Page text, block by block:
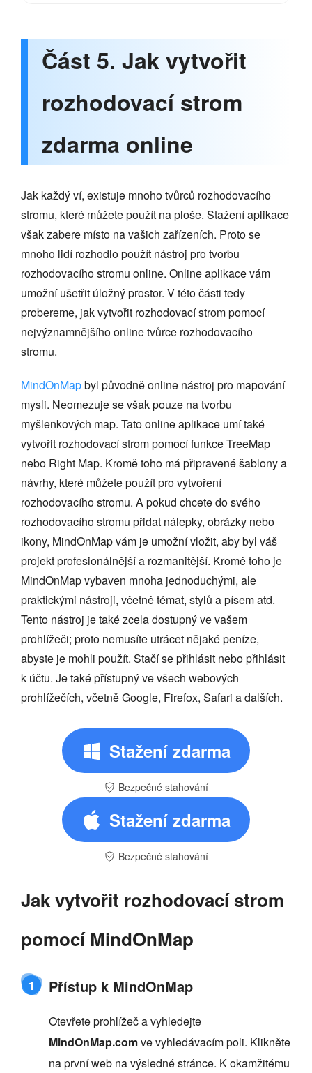
Část 5. Jak vytvořit
rozhodovací strom
zdarma online
Jak každý ví, existuje mnoho tvůrců rozhodovacího
stromu, které můžete použít na ploše. Stažení aplikace
však zabere místo na vašich zařízeních. Proto se
mnoho lidí rozhodlo použít nástroj pro tvorbu
rozhodovacího stromu online. Online aplikace vám
umožní ušetřit úložný prostor. V této části tedy
probereme, jak vytvořit rozhodovací strom pomocí
nejvýznamnějšího online tvůrce rozhodovacího
stromu.
MindOnMapbyl původně online nástroj pro mapování
mysli. Neomezuje se však pouze na tvorbu
myšlenkových map. Tato online aplikace umí také
vytvořit rozhodovací strom pomocí funkce TreeMap
nebo Right Map. Kromě toho má připravené šablony a
návrhy, které můžete použít pro vytvoření
rozhodovacího stromu. A pokud chcete do svého
rozhodovacího stromu přidat nálepky, obrázky nebo
ikony, MindOnMap vám je umožní vložit, aby byl váš
projekt profesionálnější a rozmanitější. Kromě toho je
MindOnMap vybaven mnoha jednoduchými, ale
praktickými nástroji, včetně témat, stylů a písem atd.
Tento nástroj je také zcela dostupný ve vašem
prohlížeči; proto nemusíte utrácet nějaké peníze,
abyste je mohli použít. Stačí se přihlásit nebo přihlásit
k účtu. Je také přístupný ve všech webových
prohlížečích, včetně Google, Firefox, Safari a dalších.
Stažení zdarma
Bezpečné stahování
Stažení zdarma
Bezpečné stahování
Jak vytvořit rozhodovací strom
pomocí MindOnMap
1 Přístup k MindOnMap
Otevřete prohlížeč a vyhledejte
MindOnMap.comve vyhledávacím poli. Klikněte
na první web na výsledné stránce. K okamžitému